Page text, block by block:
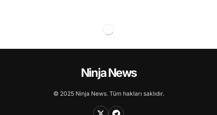
Ninja News
© 2025 Ninja News. Tüm hakları saklıdır.